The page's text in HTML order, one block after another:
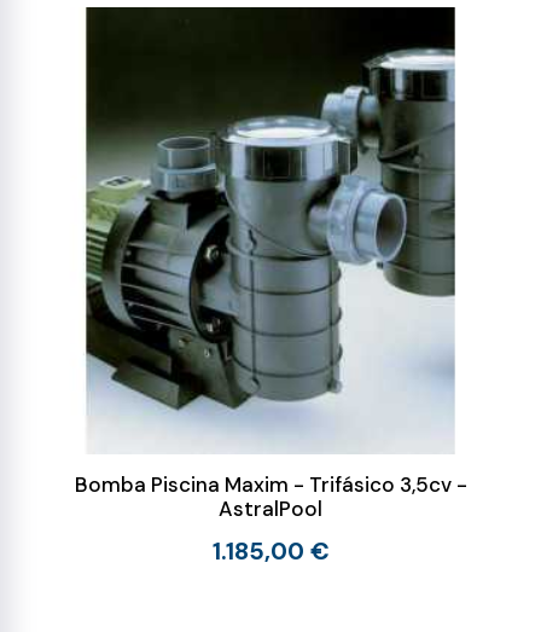
Bomba Piscina Maxim - Trifásico 3,5cv -
AstralPool
1.185,00 €